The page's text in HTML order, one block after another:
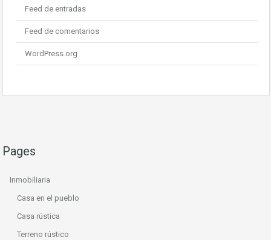
Feed de entradas
Feed de comentarios
WordPress.org
Pages
Inmobiliaria
Casa en el pueblo
Casa rústica
Terreno rústico